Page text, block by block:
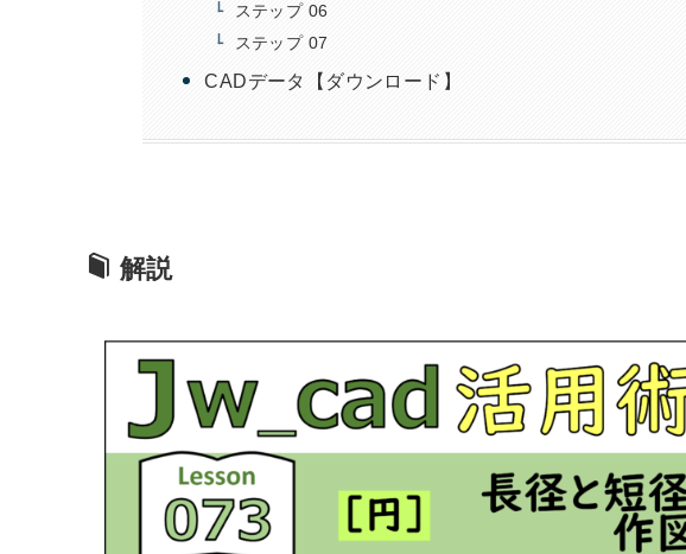
ステップ 06
ステップ 07
CADデータ【ダウンロード】
解説